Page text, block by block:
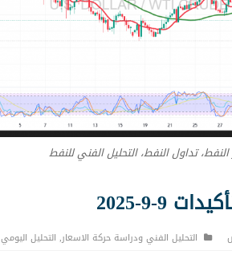
تداول النفط، التحليل الفني للنفط
9-2025
التحليل الفني ودراسة حركة الاسعار, التحليل